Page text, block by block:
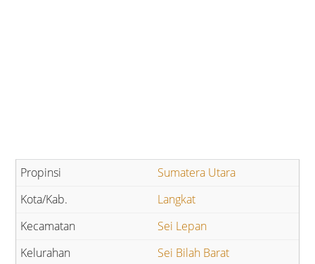
Sumatera Utara
Langkat
Sei Lepan
Sei Bilah Barat